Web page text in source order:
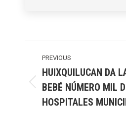
navigation
PREVIOUS
Previous
post:
HUIXQUILUCAN DA
BEBÉ NÚMERO MIL
HOSPITALES